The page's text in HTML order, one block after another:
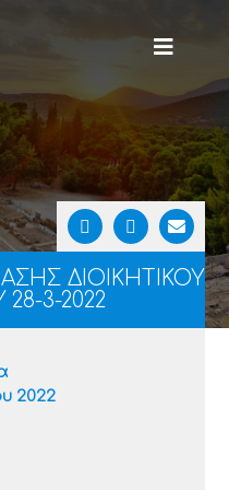
ΔΙΟΙΚΗΤΙΚΟΥ
3-2022
2022